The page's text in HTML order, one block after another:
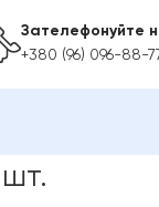
Зателефонуйте
+380 (96) 096-88-